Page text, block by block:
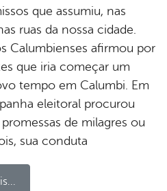
que assumiu, nas
ruas da nossa cidade.
Calumbienses afirmou por
que iria começar um
tempo em Calumbi. Em
eleitoral procurou
de milagres ou
sua conduta